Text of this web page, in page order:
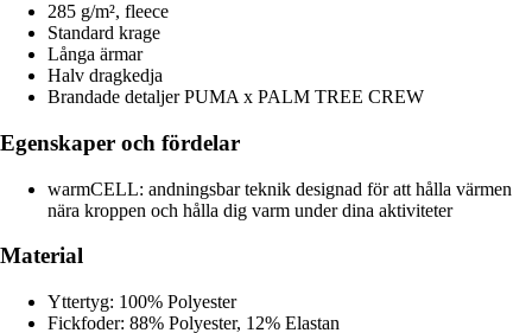
285 g/m², fleece
Standard krage
Långa ärmar
Halv dragkedja
Brandade detaljer PUMA x PALM TREE CREW
Egenskaper och fördelar
warmCELL: andningsbar teknik designad för att hålla värmen
nära kroppen och hålla dig varm under dina aktiviteter
Material
Yttertyg: 100% Polyester
Fickfoder: 88% Polyester, 12% Elastan